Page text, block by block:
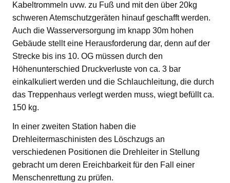
Kabeltrommeln uvw. zu Fuß und mit den über 20kg
schweren Atemschutzgeräten hinauf geschafft werden.
Auch die Wasserversorgung im knapp 30m hohen
Gebäude stellt eine Herausforderung dar, denn auf der
Strecke bis ins 10. OG müssen durch den
Höhenunterschied Druckverluste von ca. 3 bar
einkalkuliert werden und die Schlauchleitung, die durch
das Treppenhaus verlegt werden muss, wiegt befüllt ca.
150 kg.
In einer zweiten Station haben die
Drehleitermaschinisten des Löschzugs an
verschiedenen Positionen die Drehleiter in Stellung
gebracht um deren Ereichbarkeit für den Fall einer
Menschenrettung zu prüfen.